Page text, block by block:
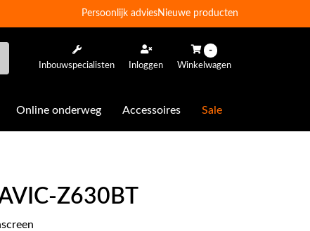
Persoonlijk adviesNieuwe producten
Inbouwspecialisten Inloggen
-
Winkelwagen
Online onderweg Accessoires Sale
Z630BT